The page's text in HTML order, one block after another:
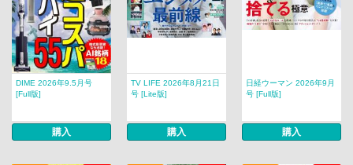
DIME 2026年9.5月号
[Full版]
購入
TV LIFE 2026年8月21日
号 [Lite版]
購入
日経ウーマン 2026年9月
号 [Full版]
購入